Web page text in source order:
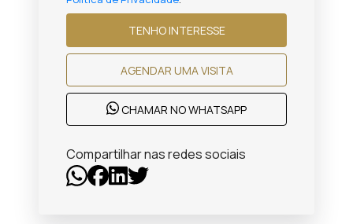
TENHO INTERESSE
AGENDAR UMA VISITA
CHAMAR NO WHATSAPP
Compartilhar nas redes sociais